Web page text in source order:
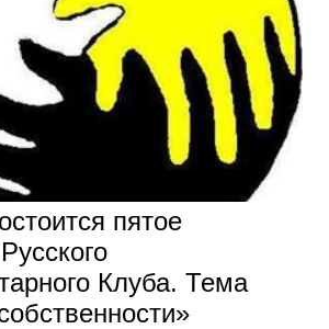
пятое
Клуба. Тема